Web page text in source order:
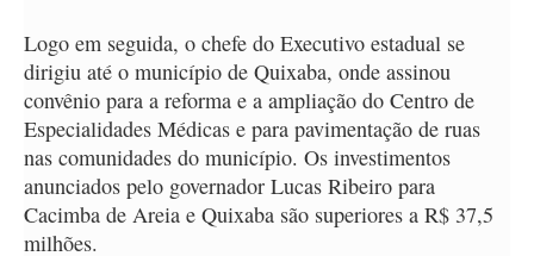
Logo em seguida, o chefe do Executivo estadual se
dirigiu até o município de Quixaba, onde assinou
convênio para a reforma e a ampliação do Centro de
Especialidades Médicas e para pavimentação de ruas
nas comunidades do município. Os investimentos
anunciados pelo governador Lucas Ribeiro para
Cacimba de Areia e Quixaba são superiores a R$ 37,5
milhões.